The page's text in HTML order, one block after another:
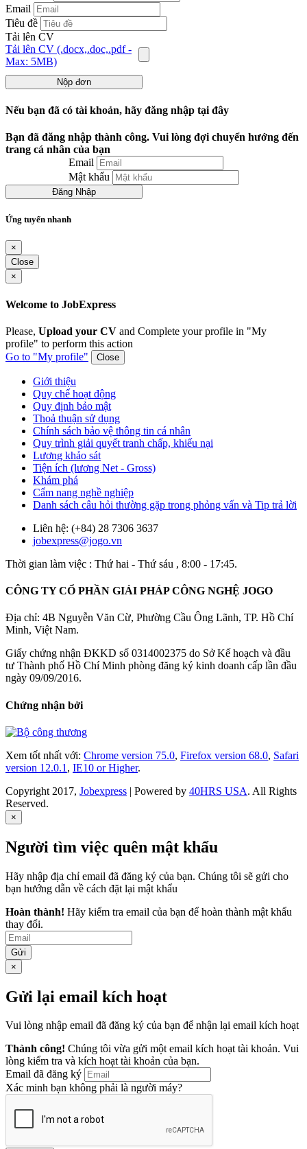
Email
Tiêu đề
Tải lên CV
Tải lên CV (.docx,.doc,.pdf -
Max: 5MB)
Nộp đơn
Nếu bạn đã có tài khoản, hãy đăng nhập tại đây
Bạn đã đăng nhập thành công. Vui lòng đợi chuyển hướng đến
trang cá nhân của bạn
Email
Mật khẩu
Đăng Nhập
Ứng tuyển nhanh
×
Close
×
Welcome to JobExpress
Please, Upload your CV and Complete your profile in "My
profile" to perform this action
Go to "My profile"
Close
Giới thiệu
Quy chế hoạt động
Quy định bảo mật
Thoả thuận sử dụng
Chính sách bảo vệ thông tin cá nhân
Quy trình giải quyết tranh chấp, khiếu nại
Lương khảo sát
Tiện ích (lương Net - Gross)
Khám phá
Cẩm nang nghề nghiệp
Danh sách câu hỏi thường gặp trong phỏng vấn và Tip trả lời
Liên hệ: (+84) 28 7306 3637
jobexpress@jogo.vn
Thời gian làm việc : Thứ hai - Thứ sáu , 8:00 - 17:45.
CÔNG TY CỔ PHẦN GIẢI PHÁP CÔNG NGHỆ JOGO
Địa chỉ: 4B Nguyễn Văn Cừ, Phường Cầu Ông Lãnh, TP. Hồ Chí
Minh, Việt Nam.
Giấy chứng nhận ĐKKD số 0314002375 do Sở Kế hoạch và đầu
tư Thành phố Hồ Chí Minh phòng đăng ký kinh doanh cấp lần đầu
ngày 09/09/2016.
Chứng nhận bởi
Xem tốt nhất với: Chrome version 75.0, Firefox version 68.0, Safari
version 12.0.1 , IE10 or Higher.
Copyright 2017, Jobexpress | Powered by 40HRS USA. All Rights
Reserved.
×
Người tìm việc quên mật khẩu
Hãy nhập địa chỉ email đã đăng ký của bạn. Chúng tôi sẽ gửi cho
bạn hướng dẫn về cách đặt lại mật khẩu
Hoàn thành! Hãy kiểm tra email của bạn để hoàn thành mật khẩu
thay đổi.
Gửi
×
Gửi lại email kích hoạt
Vui lòng nhập email đã đăng ký của bạn để nhận lại email kích hoạt
Thành công! Chúng tôi vừa gửi một email kích hoạt tài khoản. Vui
lòng kiểm tra và kích hoạt tài khoản của bạn.
Email đã đăng ký
Xác minh bạn không phải là người máy?